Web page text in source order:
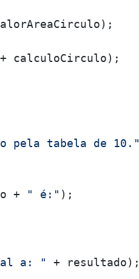
+ calculoCirculo);
pela tabela de 10."
+ " é:" );
a: "
+ resultado);